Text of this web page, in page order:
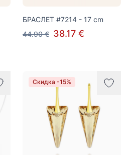
БРАСЛЕТ #7214 - 17 cm
44.90 € 38.17 €
Скидка -15%